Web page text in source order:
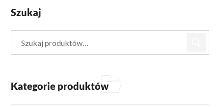
Szukaj
Kategorie produktów